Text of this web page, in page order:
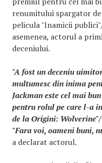
renumitului spargator
pelicula "Inamicii
asemenea, actorul a
deceniului.
"A fost un deceniu
multumesc din inima
Jackman este cel mai
pentru rolul pe care l-a
de la Origini:
"Fara voi, oameni buni,
a declarat actorul.